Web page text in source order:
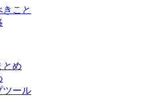
こと
とめ
ツール